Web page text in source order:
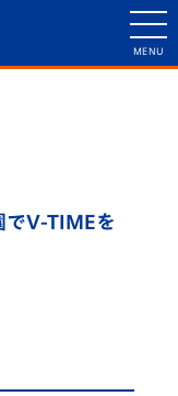
でV-TIMEを